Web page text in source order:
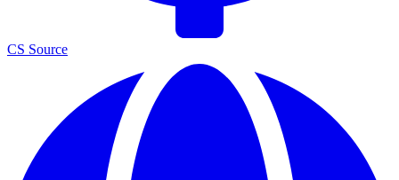
CS Source